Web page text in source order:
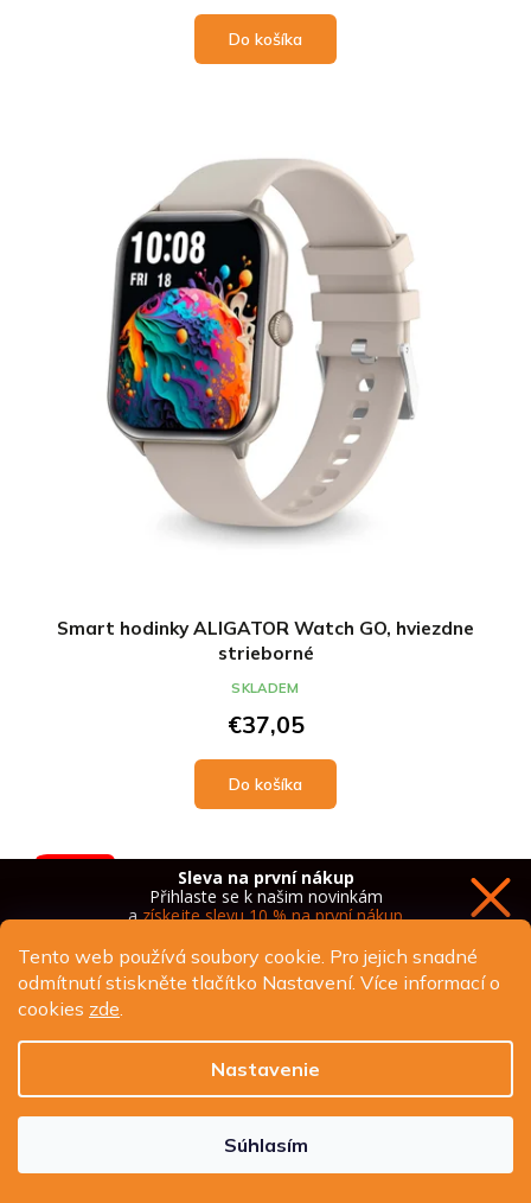
Tento web používá soubory cookie. Pro jejich snadné
odmítnutí stiskněte tlačítko Nastavení. Více informací o
cookies zde.
Nastavenie
Súhlasím
Do košíka
Smart hodinky ALIGATOR Watch GO, hviezdne
strieborné
€37,05
Do košíka
SKLADEM
Sleva na první nákup
Přihlaste se k našim novinkám
azískejte slevu 10 % na první nákup
Ochrana osobních údajů